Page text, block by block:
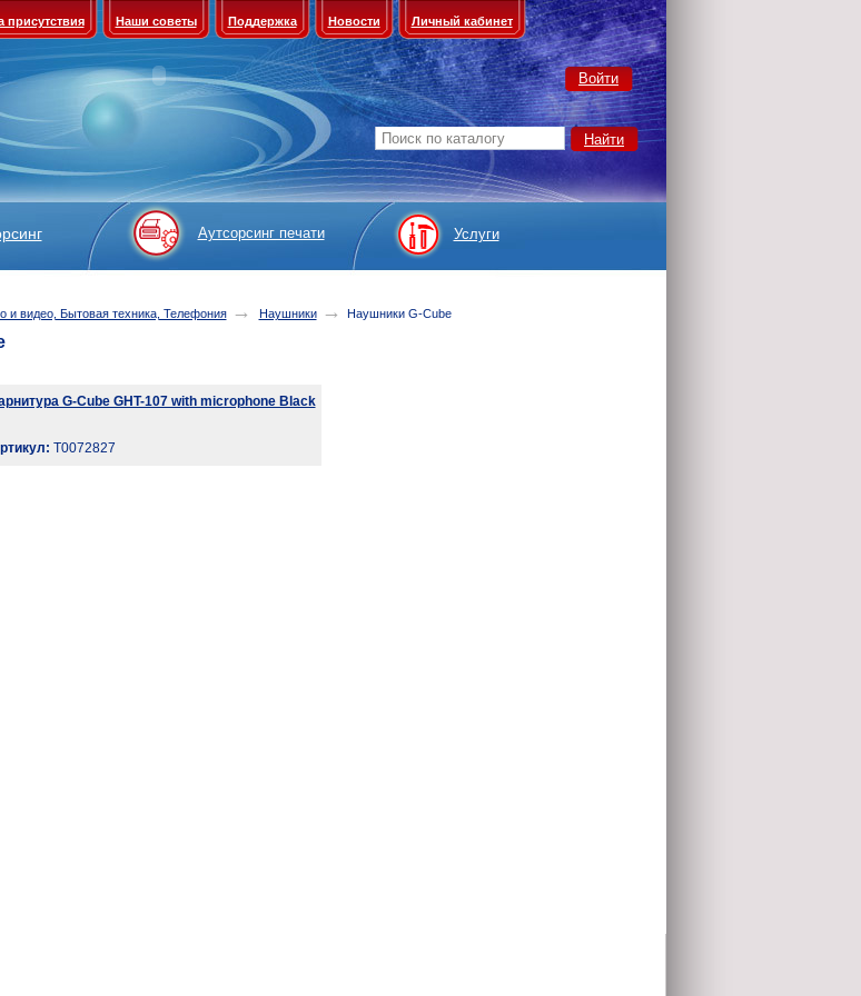
присутствия Наши советы Поддержка Новости Личный кабинет
Войти
Аутсорсинг печати Услуги
и видео, Бытовая техника, Телефония → Наушники → Наушники G-Cube
G-Cube GHT-107 with microphone Black
T0072827